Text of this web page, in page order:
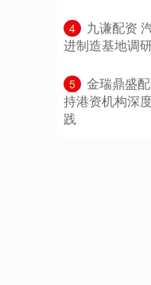
4
九谦配资
进制造基地调
5
金瑞鼎盛
持港资机构深
践